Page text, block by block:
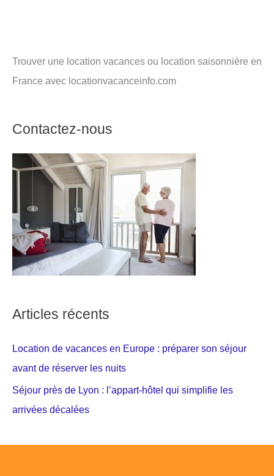
Trouver une location vacances ou location saisonnière en
France avec locationvacanceinfo.com
Contactez-nous
Articles récents
Location de vacances en Europe : préparer son séjour
avant de réserver les nuits
Séjour près de Lyon : l’appart-hôtel qui simplifie les
arrivées décalées